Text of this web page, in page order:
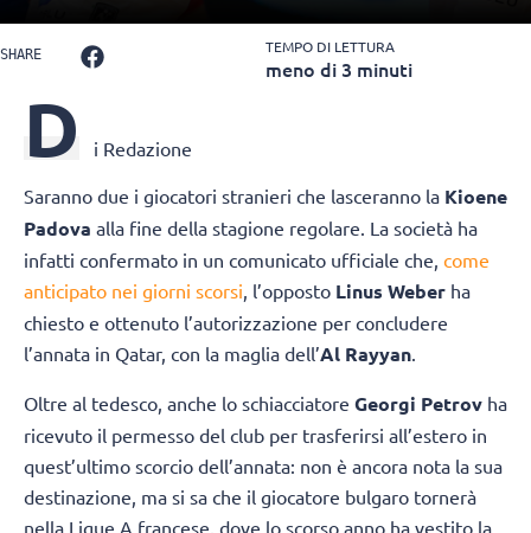
SHARE TEMPO DI LETTURA
meno di 3 minuti
D i Redazione
Saranno due i giocatori stranieri che lasceranno la Kioene
Padova alla fine della stagione regolare. La società ha
infatti confermato in un comunicato ufficiale che, come
anticipato nei giorni scorsi, l’opposto Linus Weber ha
chiesto e ottenuto l’autorizzazione per concludere
l’annata in Qatar, con la maglia dell’Al Rayyan.
Oltre al tedesco, anche lo schiacciatore Georgi Petrov ha
ricevuto il permesso del club per trasferirsi all’estero in
quest’ultimo scorcio dell’annata: non è ancora nota la sua
destinazione, ma si sa che il giocatore bulgaro tornerà
nella Ligue A francese, dove lo scorso anno ha vestito la